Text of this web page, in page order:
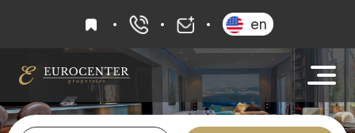
kedvencek+36 20 919 0005
en